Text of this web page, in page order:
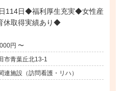
114日◆福利厚生充実◆女性産
休取得実績あり◆
月給 289,000円 〜
市青葉丘北13-1
連施設（訪問看護・リハ）